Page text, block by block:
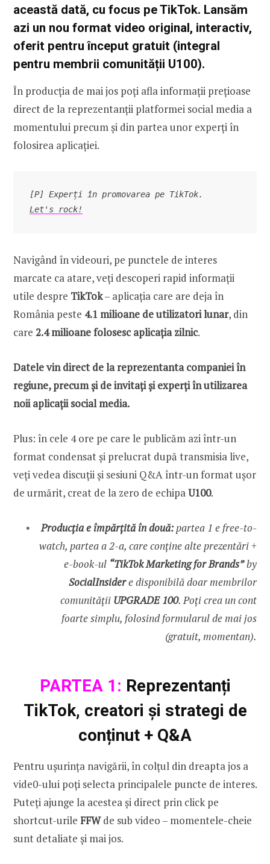
această dată, cu focus pe TikTok. Lansăm
azi un nou format video original, interactiv,
oferit pentru început gratuit (integral
pentru membrii comunității U100).
În producția de mai jos poți afla informații prețioase
direct de la reprezentanții platformei social media a
momentului precum și din partea unor experți în
folosirea aplicației.
Let's rock!
Navigând în videouri, pe punctele de interes
marcate ca atare, veți descoperi rapid informații
utile despre TikTok– aplicația care are deja în
România peste 4.1 milioane de utilizatori lunar, din
care 2.4 milioane folosesc aplicația zilnic.
Datele vin direct de la reprezentanta companiei în
regiune, precum și de invitați și experți în utilizarea
noii aplicații social media.
Plus: în cele 4 ore pe care le publicăm azi într-un
format condensat și prelucrat după transmisia live,
veți vedea discuții și sesiuni Q&A într-un format ușor
de urmărit, creat de la zero de echipaU100.
Producția e împărțită în două:partea 1 e free-to-
watch, partea a 2-a, care conține alte prezentări +
e-book-ul “TikTok Marketing for Brands”by
SocialInsidere disponibilă doar membrilor
comunității UPGRADE 100. Poți crea un cont
foarte simplu, folosind formularul de mai jos
(gratuit, momentan).
PARTEA 1: Reprezentanți
TikTok, creatori și strategi de
conținut + Q&A
Pentru ușurința navigării, în colțul din dreapta jos a
vide0-ului poți selecta principalele puncte de interes.
Puteți ajunge la acestea și direct prin click pe
shortcut-urile FFWde sub video – momentele-cheie
sunt detaliate și mai jos.